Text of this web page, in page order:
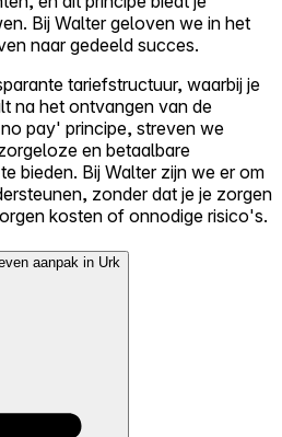
Bij Walter geloven we in het
naar gedeeld succes.
tariefstructuur, waarbij je
na het ontvangen van de
pay' principe, streven we
en betaalbare
bieden. Bij Walter zijn we er om
zonder dat je je zorgen
kosten of onnodige risico's.
aanpak in Urk